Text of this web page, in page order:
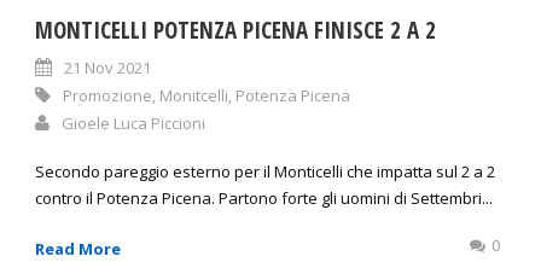
MONTICELLI POTENZA PICENA FINISCE 2 A 2
21 Nov 2021
Promozione, Monitcelli, Potenza Picena
Gioele Luca Piccioni
Secondo pareggio esterno per il Monticelli che impatta sul 2 a 2
contro il Potenza Picena. Partono forte gli uomini di Settembri...
Read More 0